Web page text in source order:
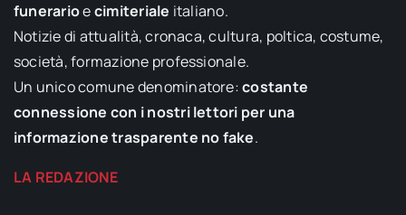
funerarioecimiteriale italiano.
Notizie di attualità, cronaca, cultura, poltica, costume,
società, formazione professionale.
Un unico comune denominatore:costante
connessione con i nostri lettori per una
informazione trasparente no fake.
LA REDAZIONE